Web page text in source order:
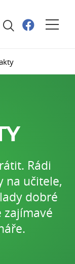
Rádi
na učitele,
dobré
zajímavé